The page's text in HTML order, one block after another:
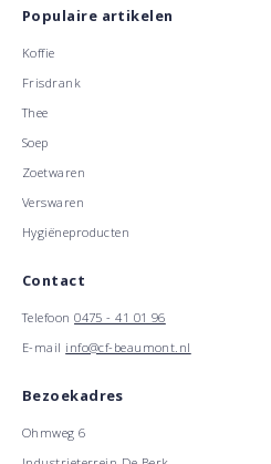
Populaire artikelen
Koffie
Frisdrank
Thee
Soep
Zoetwaren
Verswaren
Hygiëneproducten
Contact
Telefoon0475 - 41 01 96
E-mail info@cf-beaumont.nl
Bezoekadres
Ohmweg 6